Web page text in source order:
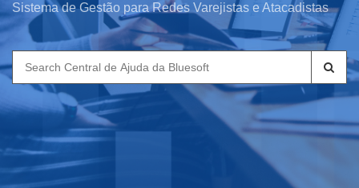
Sistema de Gestão para Redes Varejistas e Atacadistas
Search
for: